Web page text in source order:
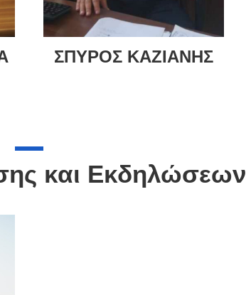
ΣΠΥΡΟΣ ΚΑΖΙΑΝΗΣ
και Εκδηλώσεων